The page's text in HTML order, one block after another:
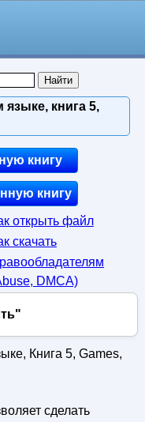
языке, книга 5,
книгу
книгу
открыть файл
скачать
DMСA)
Книга 5, Games,
сделать